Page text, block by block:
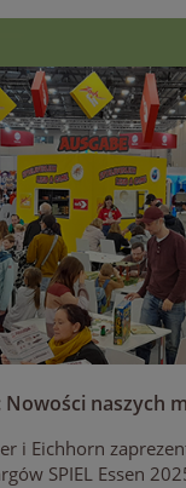
Nowości naszych
i Eichhorn
SPIEL Essen